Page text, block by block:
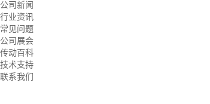
公司新闻
行业资讯
常见问题
公司展会
传动百科
技术支持
联系我们